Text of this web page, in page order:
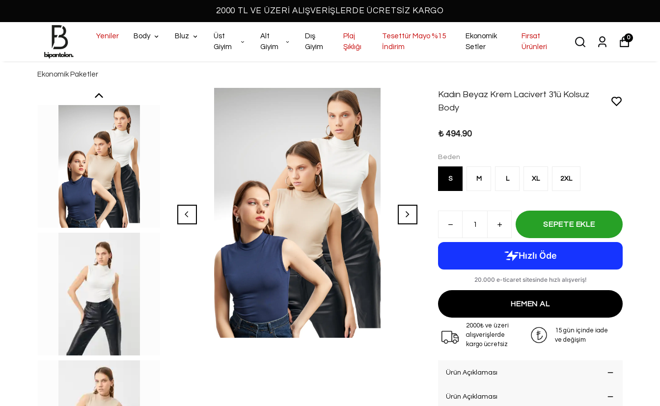
2000 TL VE ÜZERİ ALIŞVERİŞLERDE ÜCRETSİZ KARGO
Yeniler Body Bluz
Üst
Giyim
Alt
Giyim
Dış
Giyim
Plaj
Şıklığı
Tesettür Mayo %15
İndirim
Ekonomik
Setler
Fırsat
Ürünleri
0
Ekonomik Paketler
Kadın Beyaz Krem Lacivert 3'lü Kolsuz
Body
₺ 494.90
Beden
S M L XL 2XL
SEPETE EKLE
HEMEN AL
2000₺ ve üzeri
alışverişlerde
kargo ücretsiz
15 gün içinde iade
ve değişim
Ürün Açıklaması
Ürün Açıklaması